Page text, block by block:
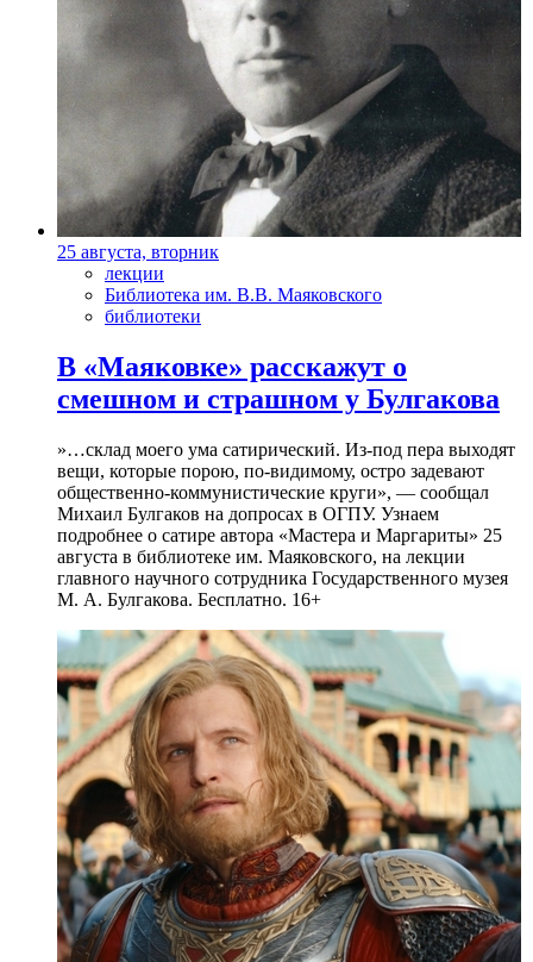
25 августа, вторник
лекции
Библиотека им. В.В. Маяковского
библиотеки
В «Маяковке» расскажут о
смешном и страшном у Булгакова
»…склад моего ума сатирический. Из-под пера выходят
вещи, которые порою, по-видимому, остро задевают
общественно-коммунистические круги», — сообщал
Михаил Булгаков на допросах в ОГПУ. Узнаем
подробнее о сатире автора «Мастера и Маргариты» 25
августа в библиотеке им. Маяковского, на лекции
главного научного сотрудника Государственного музея
М. А. Булгакова. Бесплатно. 16+